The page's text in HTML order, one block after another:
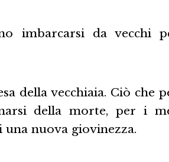
imbarcarsi da vecchi
della vecchiaia. Ciò che
della morte, per i
una nuova giovinezza.